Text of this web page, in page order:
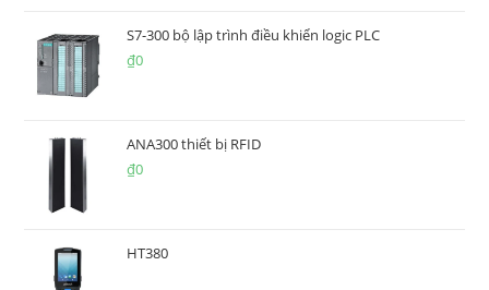
S7-300 bộ lập trình điều khiển logic PLC
₫0
ANA300 thiết bị RFID
₫0
HT380